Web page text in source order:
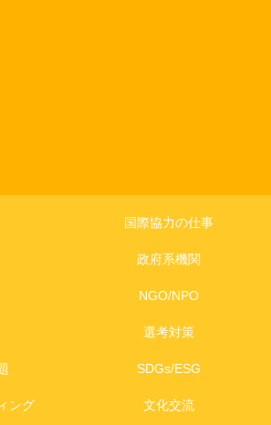
国際協力の仕事
政府系機関
NGO/NPO
選考対策
SDGs/ESG
ング 文化交流